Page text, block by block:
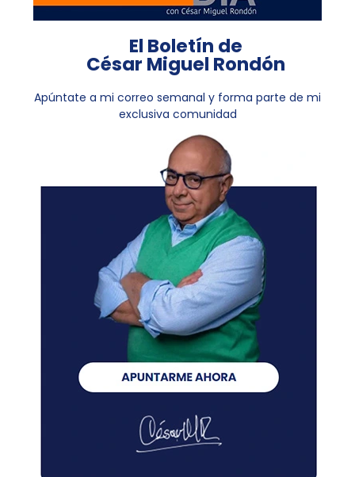
El Boletín de
César Miguel Rondón
Apúntate a mi correo semanal y forma parte de mi
exclusiva comunidad